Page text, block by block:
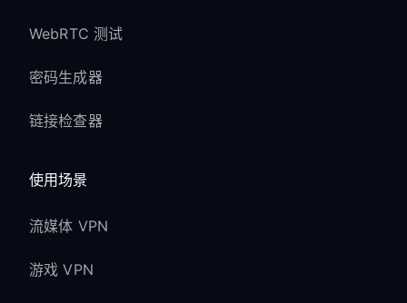
WebRTC 测试
密码生成器
链接检查器
使用场景
流媒体 VPN
游戏 VPN